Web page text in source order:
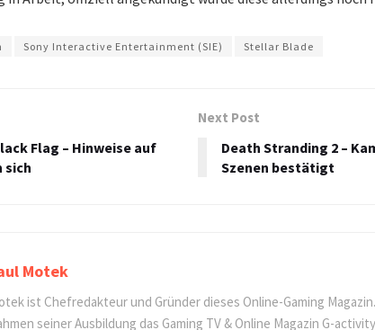
Sony Interactive Entertainment (SIE) Stellar Blade
Flag – Hinweise auf
sich
Next Post
Death Stranding 2 –
Szenen bestätigt
Motek
ist Chefredakteur und Gründer dieses Online-Gaming
seiner Ausbildung das Gaming TV & Online Magazin G-